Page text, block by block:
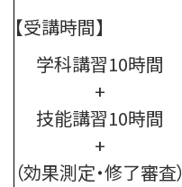
【受講時間】
学科講習10時間
+
技能講習10時間
+
（効果測定・修了審査）